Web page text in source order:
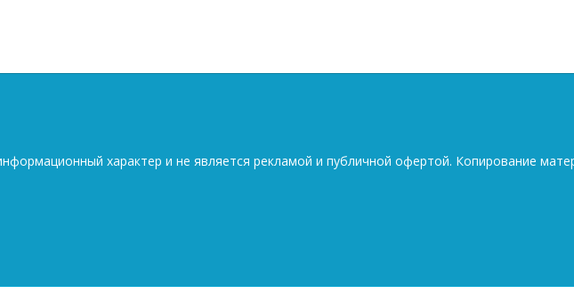
характер и не является рекламой и публичной офертой. Копирование